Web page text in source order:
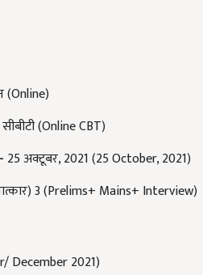
(Online CBT)
- 25 अक्टूबर, 2021 (25 October, 2021)
3 (Prelims+ Mains+ Interview)
December 2021)